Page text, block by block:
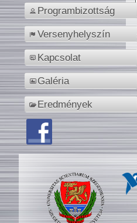
Programbizottság
Versenyhelyszín
Kapcsolat
Galéria
Eredmények